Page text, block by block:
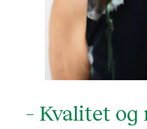
– Kvalitet